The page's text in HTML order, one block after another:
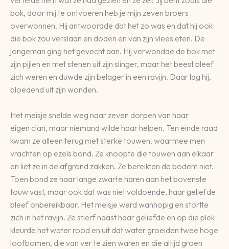
bok, door mij te ontvoeren heb je mijn zeven broers
overwonnen. Hij antwoordde dat het zo was en dat hij ook
die bok zou verslaan en doden en van zijn vlees eten. De
jongeman ging het gevecht aan. Hij verwondde de bok met
zijn pijlen en met stenen uit zijn slinger, maar het beest bleef
zich weren en duwde zijn belager in een ravijn. Daar lag hij,
bloedend uit zijn wonden.
Het meisje snelde weg naar zeven dorpen van haar
eigen clan, maar niemand wilde haar helpen. Ten einde raad
kwam ze alleen terug met sterke touwen, waarmee men
vrachten op ezels bond. Ze knoopte die touwen aan elkaar
en liet ze in de afgrond zakken. Ze bereikten de bodem niet.
Toen bond ze haar lange zwarte haren aan het bovenste
touw vast, maar ook dat was niet voldoende, haar geliefde
bleef onbereikbaar. Het meisje werd wanhopig en stortte
zich in het ravijn. Ze stierf naast haar geliefde en op die plek
kleurde het water rood en uit dat water groeiden twee hoge
loofbomen, die van ver te zien waren en die altijd groen